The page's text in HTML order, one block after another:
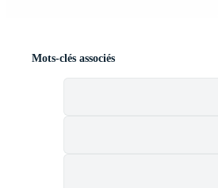
Mots-clés associés